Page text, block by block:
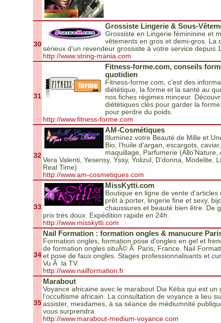
30
Grossiste Lingerie & Sous-
Grossiste en Lingerie fémininine et
vêtements en gros et demi-gros. La
sérieux d'un revendeur grossiste à votre service depuis
http://www.string-mania.com
31
Fitness-forme.com, conseils
quotidien
Fitness-forme.com, c'est des
diététique, la forme et la santé au
nos fiches régimes minceur.
diététiques clés pour garder la
pour perdre du poids.
http://www.fitness-forme.com
32
AM-Cosmétiques
Illuminez votre Beauté de Mille et
Bio, l’huile d'argan, escargots,
maquillage, Parfumerie (Allo’Nature,
Vera Valenti, Yesensy, Yssy, Yolizul, D’donna, Modelite,
Real Time)
http://www.am-cosmetiques.com
33
MissKytti.com
Boutique en ligne de vente
prêt à porter, lingerie fine et sexy,
chaussures et beauté bien être. De
prix très doux. Expédition rapide en 24h.
http://www.misskytti.com
34
Nail Formation : formation ongles & manucure
Formation ongles, formation pose d'ongles en gel et
de formation ongles situÃ© Ã Paris, France. Nail
et pose de faux ongles. Stages professionnalisants et
Vu Ã la TV.
http://www.nailformation.fr
35
Marabout
Voyance africaine avec le marabout Dia Kéba qui est un
l'occultisme africain. La consultation de voyance a lieu
assister, mesdames, à sa séance de médiumnité
vous surprendra.
http://www.marabout-medium-voyance.com